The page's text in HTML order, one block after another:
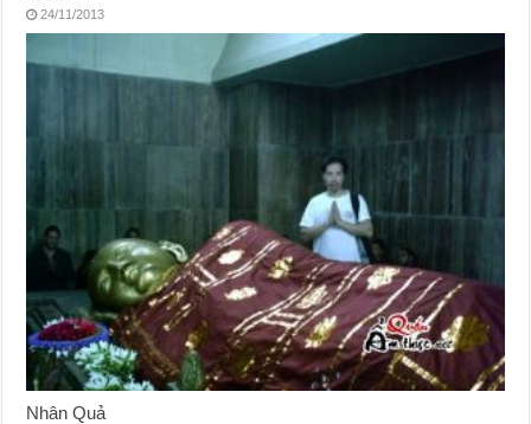
24/11/2013
Nhân Quả